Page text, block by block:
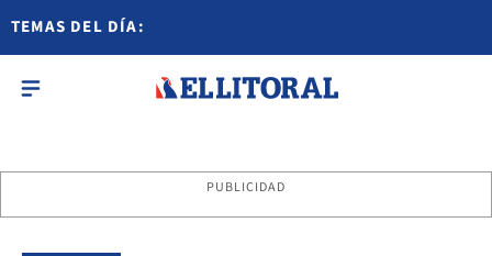
TEMAS DEL DÍA:
PUBLICIDAD